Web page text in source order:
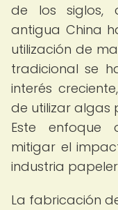
de los siglos,
antigua China
utilización de
tradicional se
interés
de utilizar algas
Este enfoque
mitigar el
industria
La fabricación